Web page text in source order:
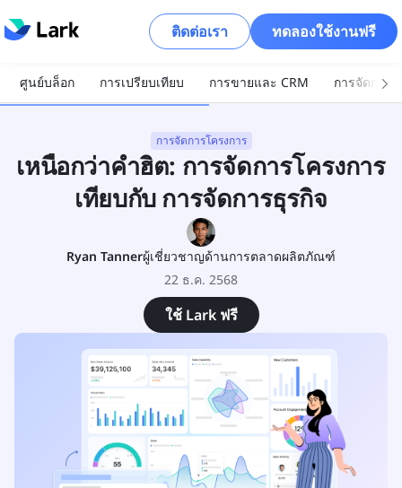
ติดต่อเรา ทดลองใช้งานฟรี
ศูนย์บล็อก การเปรียบเทียบ การขายและ CRM การจัดการ
การจัดการโครงการ
เหนือกว่าคำฮิต: การจัดการโครงการ
เทียบกับ การจัดการธุรกิจ
Ryan Tannerผู้เชี่ยวชาญด้านการตลาดผลิตภัณฑ์
22 ธ.ค. 2568
ใช้ Lark ฟรี